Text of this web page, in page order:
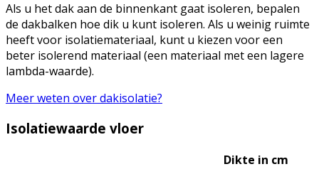
Als u het dak aan de binnenkant gaat isoleren, bepalen
de dakbalken hoe dik u kunt isoleren. Als u weinig ruimte
heeft voor isolatiemateriaal, kunt u kiezen voor een
beter isolerend materiaal (een materiaal met een lagere
lambda-waarde).
Meer weten over dakisolatie?
Isolatiewaarde vloer
Dikte in cm